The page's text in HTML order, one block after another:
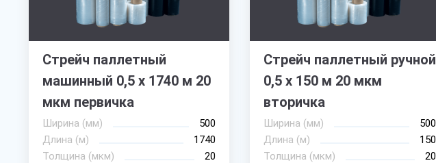
Стрейч паллетный
машинный 0,5 х 1740 м 20
мкм первичка
Ширина (мм)
500
Длина (м)
1740
Толщина (мкм)
20
Стрейч паллетный ручной
0,5 х 150 м 20 мкм
вторичка
Ширина (мм)
500
Длина (м)
150
Толщина (мкм)
20